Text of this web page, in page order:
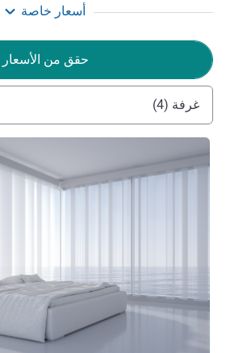
أسعار خاصة
حقق من الأسعار
غرفة (4)
راجع التفاصيل